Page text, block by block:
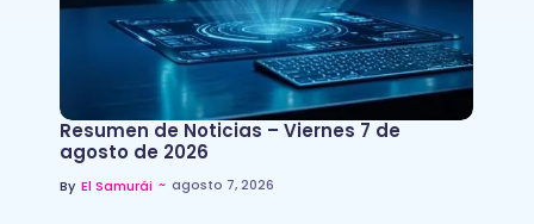
Resumen de Noticias – Viernes 7 de
agosto de 2026
By El Samurái ~ agosto 7, 2026